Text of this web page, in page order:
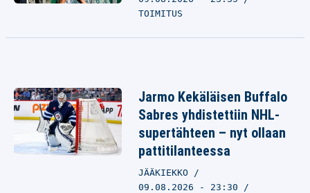
TOIMITUS
Jarmo Kekäläisen Buffalo
Sabres yhdistettiin NHL-
supertähteen – nyt ollaan
pattitilanteessa
JÄÄKIEKKO
09.08.2026 - 23:30